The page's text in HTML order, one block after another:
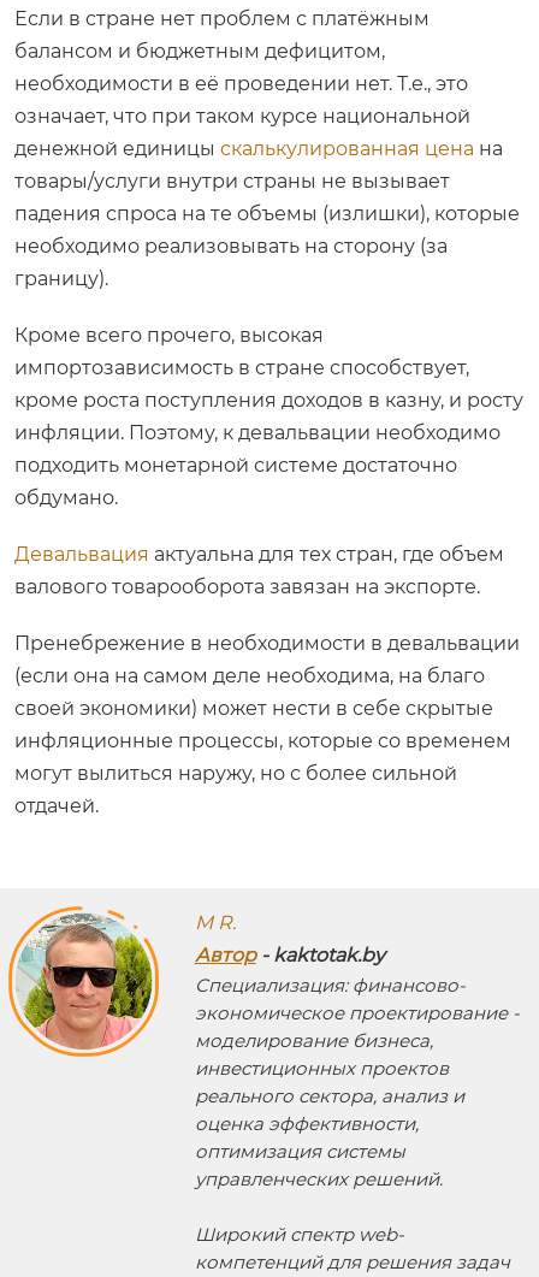
Если в стране нет проблем с платёжным
балансом и бюджетным дефицитом,
необходимости в её проведении нет. Т.е., это
означает, что при таком курсе национальной
денежной единицы скалькулированная цена на
товары/услуги внутри страны не вызывает
падения спроса на те объемы (излишки), которые
необходимо реализовывать на сторону (за
границу).
Кроме всего прочего, высокая
импортозависимость в стране способствует,
кроме роста поступления доходов в казну, и росту
инфляции. Поэтому, к девальвации необходимо
подходить монетарной системе достаточно
обдумано.
Девальвация актуальна для тех стран, где объем
валового товарооборота завязан на экспорте.
Пренебрежение в необходимости в девальвации
(если она на самом деле необходима, на благо
своей экономики) может нести в себе скрытые
инфляционные процессы, которые со временем
могут вылиться наружу, но с более сильной
отдачей.
M R.
Автор- kaktotak.by
Специализация: финансово-
экономическое проектирование -
моделирование бизнеса,
инвестиционных проектов
реального сектора, анализ и
оценка эффективности,
оптимизация системы
управленческих решений.
Широкий спектр web-
компетенций для решения задач